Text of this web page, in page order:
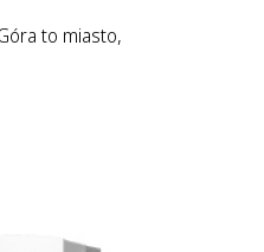
to miasto,